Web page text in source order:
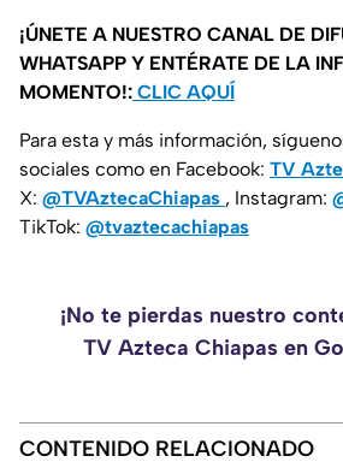
¡ÚNETE A NUESTRO CANAL DE
WHATSAPP Y ENTÉRATE DE LA
MOMENTO!: CLIC AQUÍ
Para esta y más información,
sociales como en Facebook: TV
X: @TVAztecaChiapas , Instagram:
TikTok: @tvaztecachiapas
¡No te pierdas nuestro
TV Azteca Chiapas en
CONTENIDO RELACIONADO